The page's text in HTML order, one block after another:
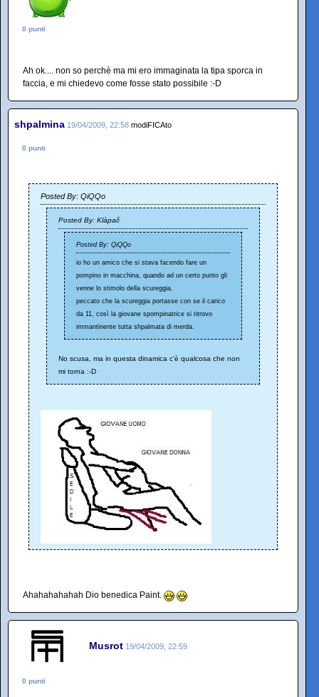
0 punti
Ah ok.... non so perchè ma mi ero immaginata la tipa sporca in
faccia, e mi chiedevo come fosse stato possibile :-D
shpalmina 19/04/2009, 22:58 modiFICAto
0 punti
Posted By: QiQQo
Posted By: Klàpač
Posted By: QiQQo
io ho un amico che si stava facendo fare un
pompino in macchina, quando ad un certo punto gli
venne lo stimolo della scureggia.
peccato che la scureggia portasse con se il carico
da 11, così la giovane spompinatrice si ritrovo
immantinente tutta shpalmata di merda.
No scusa, ma in questa dinamica c'è qualcosa che non
mi torna :-D
Ahahahahahah Dio benedica Paint.
Musrot 19/04/2009, 22:59
0 punti